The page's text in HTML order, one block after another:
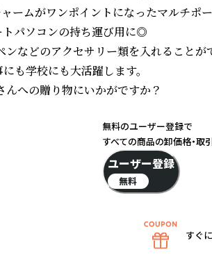
ームがワンポイントになったマルチポー
トパソコンの持ち運び用に◎
などのアクセサリー類を入れることが
も学校にも大活躍します。
への贈り物にいかがですか？
無料のユーザー登録で
すべての商品の卸価格・取
ユーザー登録
無料
すぐ